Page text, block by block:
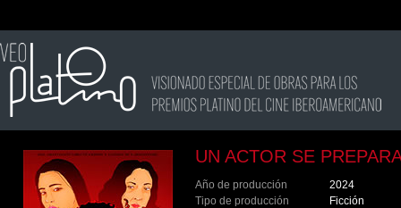
UN ACTOR SE
Año de producción
2024
Tipo de producción
Ficción